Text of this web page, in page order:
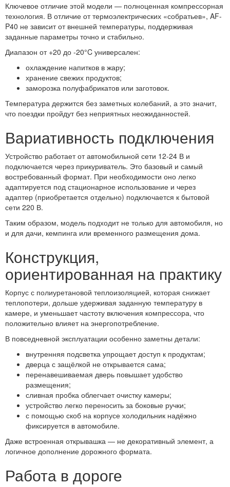
Ключевое отличие этой модели — полноценная компрессорная
технология. В отличие от термоэлектрических «собратьев», AF-
P40 не зависит от внешней температуры, поддерживая
заданные параметры точно и стабильно.
Диапазон от +20 до -20°C универсален:
охлаждение напитков в жару;
хранение свежих продуктов;
заморозка полуфабрикатов или заготовок.
Температура держится без заметных колебаний, а это значит,
что поездки пройдут без неприятных неожиданностей.
Вариативность подключения
Устройство работает от автомобильной сети 12-24 В и
подключается через прикуриватель. Это базовый и самый
востребованный формат. При необходимости оно легко
адаптируется под стационарное использование и через
адаптер (приобретается отдельно) подключается к бытовой
сети 220 В.
Таким образом, модель подходит не только для автомобиля, но
и для дачи, кемпинга или временного размещения дома.
Конструкция,
ориентированная на практику
Корпус с полиуретановой теплоизоляцией, которая снижает
теплопотери, дольше удерживая заданную температуру в
камере, и уменьшает частоту включения компрессора, что
положительно влияет на энергопотребление.
В повседневной эксплуатации особенно заметны детали:
внутренняя подсветка упрощает доступ к продуктам;
дверца с защёлкой не открывается сама;
перенавешиваемая дверь повышает удобство
размещения;
сливная пробка облегчает очистку камеры;
устройство легко переносить за боковые ручки;
с помощью скоб на корпусе холодильник надёжно
фиксируется в автомобиле.
Даже встроенная открывашка — не декоративный элемент, а
логичное дополнение дорожного формата.
Работа в дороге